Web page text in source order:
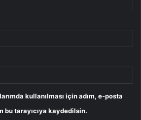
kullanılması için adım, e-posta
bu tarayıcıya kaydedilsin.